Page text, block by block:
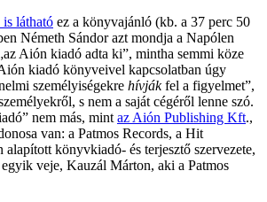
látható ez a könyvajánló (kb. a 37 perc 50
Németh Sándor azt mondja a Napólen
Aión kiadó adta ki”, mintha semmi köze
kiadó könyveivel kapcsolatban úgy
személyiségekre hívjákfel a figyelmet”,
s nem a saját cégéről lenne szó.
nem más, mint az Aión Publishing Kft.,
van: a Patmos Records, a Hit
alapított könyvkiadó- és terjesztő szervezete,
veje, Kauzál Márton, aki a Patmos